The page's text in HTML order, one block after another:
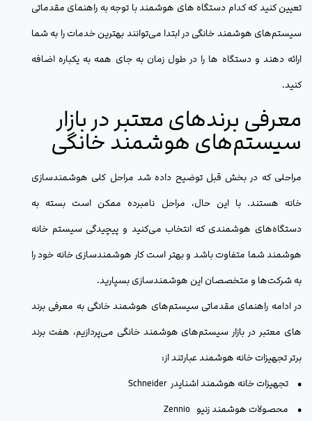
تعیین کنید که کدام دستگاه های هوشمند با توجه به راهنمای مقدماتی
سیستم‌های هوشمند خانگی در ابتدا می‌توانند بهترین خدمات را به شما
ارائه دهند و دستگاه ها را در طول زمان به جای همه به یکباره اضافه
کنید.
معرفی برندهای معتبر در بازار
سیستم‌های هوشمند خانگی
مراحلی که در بخش قبل توضیح داده شد مراحل کلی هوشمندسازی
خانه هستند. با این حال، مراحل نامبرده ممکن است بسته به
دستگاه‌های هوشمندی که انتخاب می‌کنید و پیچیدگی سیستم خانه
هوشمند شما متفاوت باشد و بهتر است کار هوشمندسازی خانه خود را
به شرکت‌ها و متخصصان این هوشمندسازی بسپارید.
در ادامه راهنمای مقدماتی سیستم‌های هوشمند خانگی به معرفی برند
های معتبر در بازار سیستم‌های هوشمند خانگی می‌پردازیم، هفت برند
برتر تجهیزات خانه هوشمند عبارتند از:
• تجهیزات خانه هوشمند اشنایدر Schneider
• محصولات هوشمند زنیو Zennio